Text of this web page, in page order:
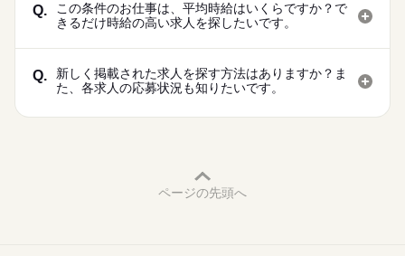
Q.
この条件のお仕事は、平均時給はいくらですか？で
きるだけ時給の高い求人を探したいです。
Q.
新しく掲載された求人を探す方法はありますか？ま
た、各求人の応募状況も知りたいです。
ページの先頭へ